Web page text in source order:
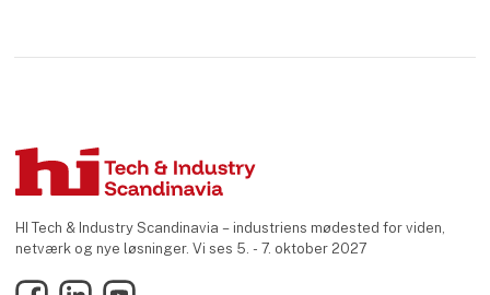
HI Tech & Industry Scandinavia – industriens mødested for viden,
netværk og nye løsninger. Vi ses 5. - 7. oktober 2027
FacebookLinkedInYouTube